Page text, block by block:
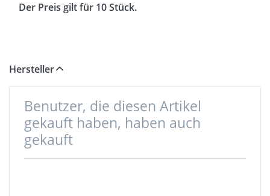
Der Preis gilt für 10 Stück.
Hersteller
Benutzer, die diesen Artikel
gekauft haben, haben auch
gekauft